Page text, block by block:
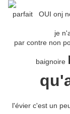
parfait OUI onj
je
par contre non
baignoire
l'évier c'est un